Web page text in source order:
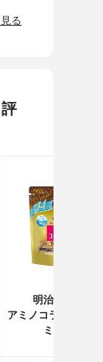
る
明治(meiji)
アミノコラーゲンプ
ミアム